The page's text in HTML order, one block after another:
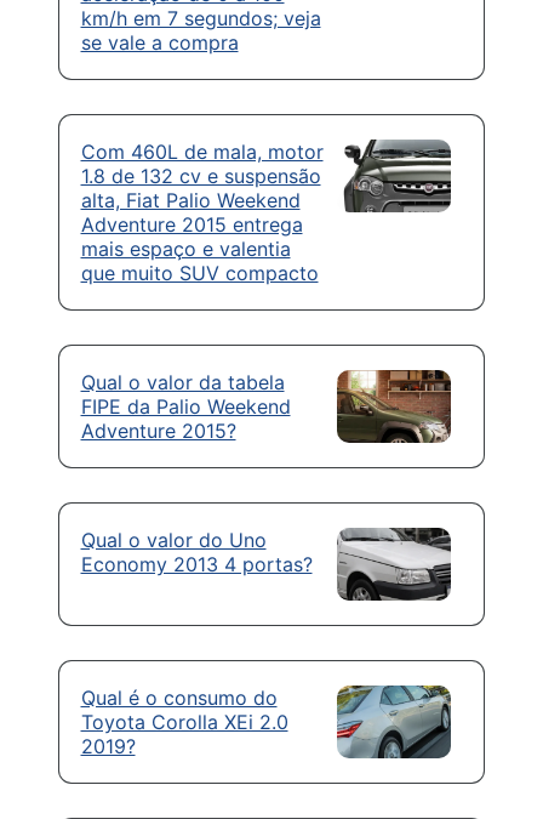
km/h em 7 segundos; veja
se vale a compra
Com 460L de mala, motor
1.8 de 132 cv e suspensão
alta, Fiat Palio Weekend
Adventure 2015 entrega
mais espaço e valentia
que muito SUV compacto
Qual o valor da tabela
FIPE da Palio Weekend
Adventure 2015?
Qual o valor do Uno
Economy 2013 4 portas?
Qual é o consumo do
Toyota Corolla XEi 2.0
2019?